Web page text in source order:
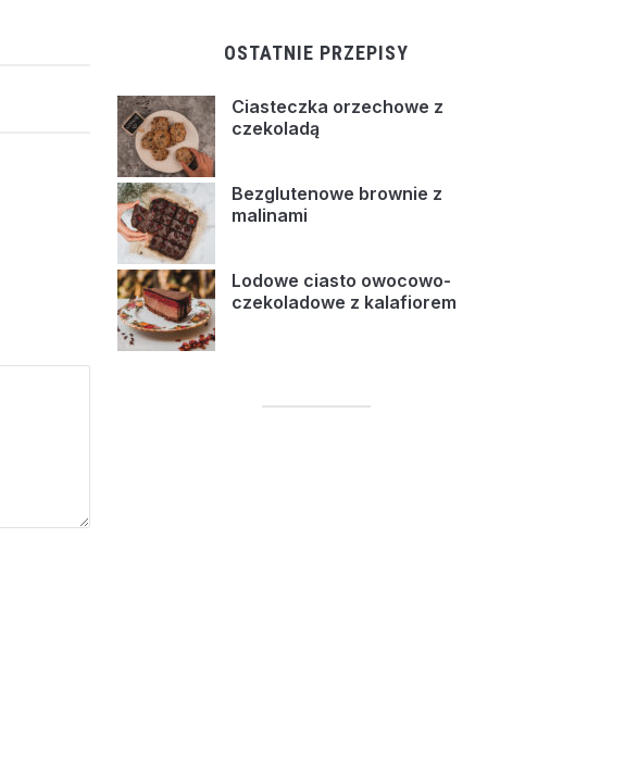
OSTATNIE PRZEPISY
Ciasteczka orzechowe z
czekoladą
Bezglutenowe brownie z
malinami
Lodowe ciasto owocowo-
czekoladowe z kalafiorem